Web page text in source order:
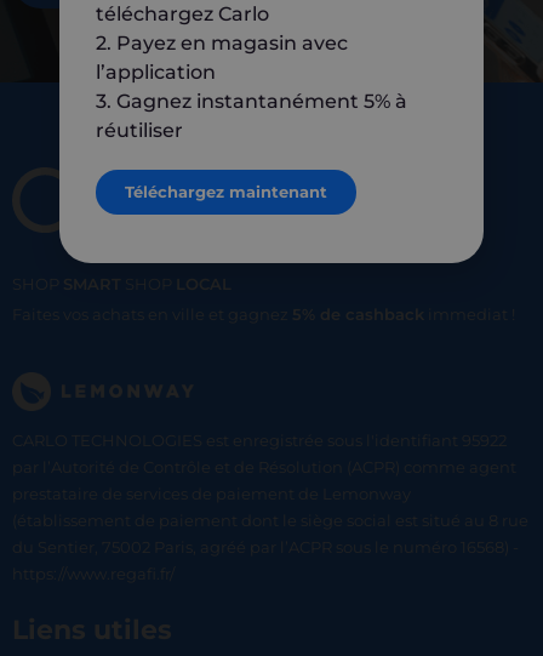
SHOP SMART SHOP
LOCAL
Faites vos achats en ville et gagnez 5% de cashback immediat !
CARLO TECHNOLOGIES est enregistrée sous l'identifiant 95922
par l’Autorité de Contrôle et de Résolution (ACPR) comme agent
prestataire de services de paiement de Lemonway
(établissement de paiement dont le siège social est situé au 8 rue
du Sentier, 75002 Paris, agréé par l’ACPR sous le numéro 16568) -
https://www.regafi.fr/
Liens utiles
téléchargez Carlo
2. Payez en magasin avec
l’application
3. Gagnez instantanément 5% à
réutiliser
Téléchargez maintenant